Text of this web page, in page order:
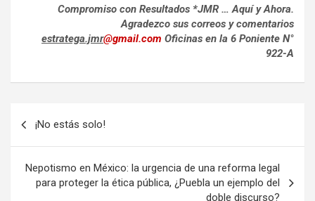
Compromiso con Resultados *JMR … Aquí y Ahora.
Agradezco sus correos y comentarios
estratega.jmr@gmail.com Oficinas en la 6 Poniente N°
922-A
entradas
¡No estás solo!
Nepotismo en México: la urgencia de una reforma legal
para proteger la ética pública, ¿Puebla un ejemplo del
doble discurso?